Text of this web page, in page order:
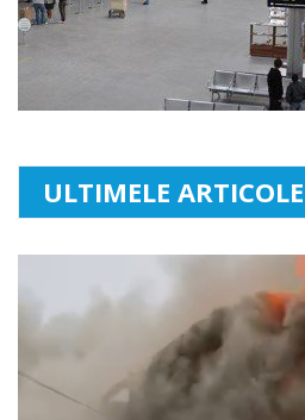
ULTIMELE ARTICOLE